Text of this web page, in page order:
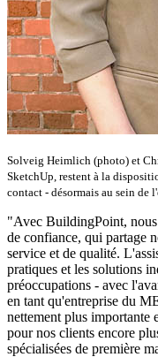
Solveig Heimlich (photo) et
SketchUp, restent à la
contact - désormais au sein de
"Avec BuildingPoint, nous
de confiance, qui partage
service et de qualité.
pratiques et les solutions
préoccupations - avec
en tant qu'entreprise du
nettement plus importante
pour nos clients encore
spécialisées de première